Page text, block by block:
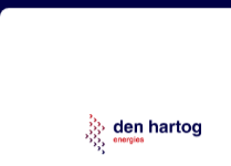
Den Hartog • Alle rechten